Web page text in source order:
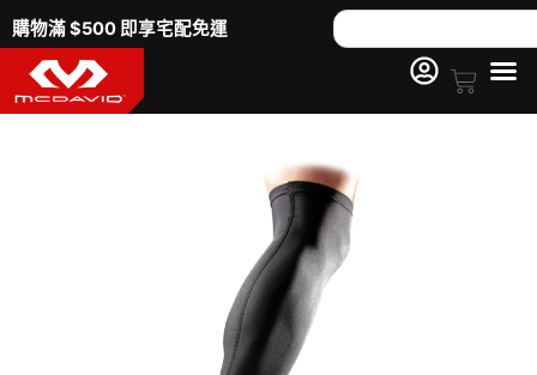
至
要
購物滿 $500 即享宅配免運 Search
Cart